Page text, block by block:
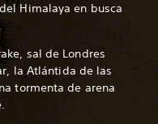
Himalaya en busca
sal de Londres
la Atlántida de las
tormenta de arena